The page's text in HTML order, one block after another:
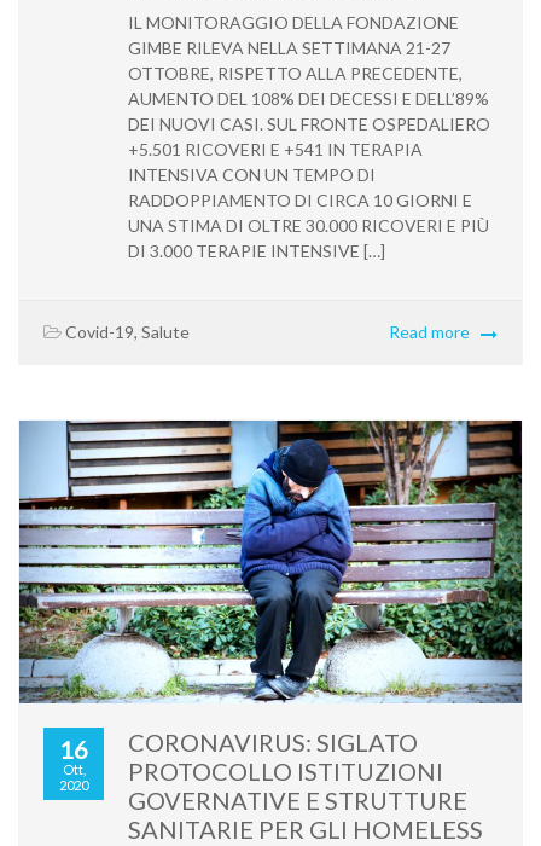
IL MONITORAGGIO DELLA FONDAZIONE
GIMBE RILEVA NELLA SETTIMANA 21-27
OTTOBRE, RISPETTO ALLA PRECEDENTE,
AUMENTO DEL 108% DEI DECESSI E DELL’89%
DEI NUOVI CASI. SUL FRONTE OSPEDALIERO
+5.501 RICOVERI E +541 IN TERAPIA
INTENSIVA CON UN TEMPO DI
RADDOPPIAMENTO DI CIRCA 10 GIORNI E
UNA STIMA DI OLTRE 30.000 RICOVERI E PIÙ
DI 3.000 TERAPIE INTENSIVE […]
Covid-19, Salute Read more
16
Ott,
2020
CORONAVIRUS: SIGLATO
PROTOCOLLO ISTITUZIONI
GOVERNATIVE E STRUTTURE
SANITARIE PER GLI HOMELESS